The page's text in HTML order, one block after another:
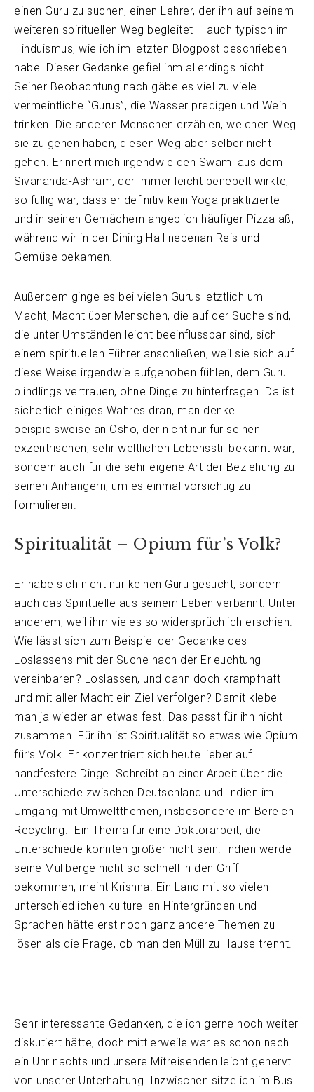
einen Guru zu suchen, einen Lehrer, der ihn auf seinem
weiteren spirituellen Weg begleitet – auch typisch im
Hinduismus, wie ich im letzten Blogpost beschrieben
habe. Dieser Gedanke gefiel ihm allerdings nicht.
Seiner Beobachtung nach gäbe es viel zu viele
vermeintliche “Gurus”, die Wasser predigen und Wein
trinken. Die anderen Menschen erzählen, welchen Weg
sie zu gehen haben, diesen Weg aber selber nicht
gehen. Erinnert mich irgendwie den Swami aus dem
Sivananda-Ashram, der immer leicht benebelt wirkte,
so füllig war, dass er definitiv kein Yoga praktizierte
und in seinen Gemächern angeblich häufiger Pizza aß,
während wir in der Dining Hall nebenan Reis und
Gemüse bekamen.
Außerdem ginge es bei vielen Gurus letztlich um
Macht, Macht über Menschen, die auf der Suche sind,
die unter Umständen leicht beeinflussbar sind, sich
einem spirituellen Führer anschließen, weil sie sich auf
diese Weise irgendwie aufgehoben fühlen, dem Guru
blindlings vertrauen, ohne Dinge zu hinterfragen. Da ist
sicherlich einiges Wahres dran, man denke
beispielsweise an Osho, der nicht nur für seinen
exzentrischen, sehr weltlichen Lebensstil bekannt war,
sondern auch für die sehr eigene Art der Beziehung zu
seinen Anhängern, um es einmal vorsichtig zu
formulieren.
Spiritualität – Opium für’s Volk?
Er habe sich nicht nur keinen Guru gesucht, sondern
auch das Spirituelle aus seinem Leben verbannt. Unter
anderem, weil ihm vieles so widersprüchlich erschien.
Wie lässt sich zum Beispiel der Gedanke des
Loslassens mit der Suche nach der Erleuchtung
vereinbaren? Loslassen, und dann doch krampfhaft
und mit aller Macht ein Ziel verfolgen? Damit klebe
man ja wieder an etwas fest. Das passt für ihn nicht
zusammen. Für ihn ist Spiritualität so etwas wie Opium
für’s Volk. Er konzentriert sich heute lieber auf
handfestere Dinge. Schreibt an einer Arbeit über die
Unterschiede zwischen Deutschland und Indien im
Umgang mit Umweltthemen, insbesondere im Bereich
Recycling. Ein Thema für eine Doktorarbeit, die
Unterschiede könnten größer nicht sein. Indien werde
seine Müllberge nicht so schnell in den Griff
bekommen, meint Krishna. Ein Land mit so vielen
unterschiedlichen kulturellen Hintergründen und
Sprachen hätte erst noch ganz andere Themen zu
lösen als die Frage, ob man den Müll zu Hause trennt.
Sehr interessante Gedanken, die ich gerne noch weiter
diskutiert hätte, doch mittlerweile war es schon nach
ein Uhr nachts und unsere Mitreisenden leicht genervt
von unserer Unterhaltung. Inzwischen sitze ich im Bus